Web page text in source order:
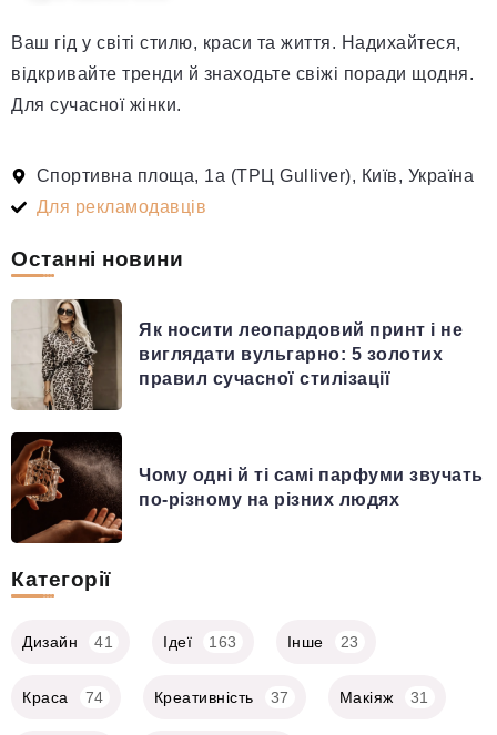
Ваш гід у світі стилю, краси та життя. Надихайтеся,
відкривайте тренди й знаходьте свіжі поради щодня.
Для сучасної жінки.
Спортивна площа, 1а (ТРЦ Gulliver), Київ, Україна
Для рекламодавців
Останні новини
Як носити леопардовий принт і не
виглядати вульгарно: 5 золотих
правил сучасної стилізації
Чому одні й ті самі парфуми звучать
по-різному на різних людях
Категорії
Дизайн 41 Ідеї 163 Інше 23
Краса 74 Креативність 37 Макіяж 31